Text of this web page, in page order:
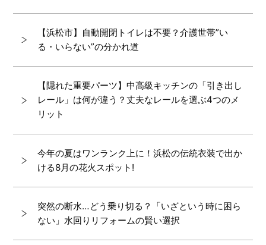
【浜松市】自動開閉トイレは不要？介護世帯”い
る・いらない”の分かれ道
【隠れた重要パーツ】中高級キッチンの「引き出し
レール」は何が違う？丈夫なレールを選ぶ4つのメ
リット
今年の夏はワンランク上に！浜松の伝統衣装で出か
ける8月の花火スポット!
突然の断水…どう乗り切る？「いざという時に困ら
ない」水回りリフォームの賢い選択